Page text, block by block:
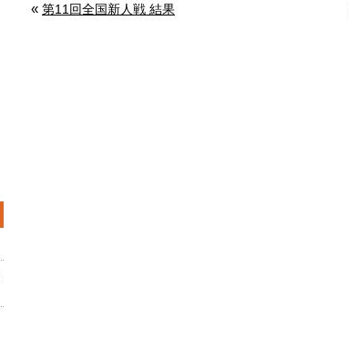
« 第11回全国新人戦 結果